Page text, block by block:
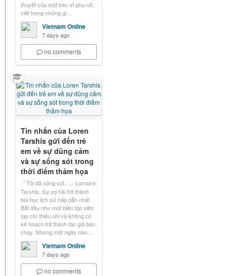
thuyết của một bác sĩ phụ nữ,
viết trong những gi…
Vietnam Online
7 days ago
no comments
Tin nhắn của Loren
Tarshis gửi đến trẻ
em về sự dũng cảm
và sự sống sót trong
thời điểm thảm họa
「Tôi đã sống sót…」Lorraine
Tarshis: Sự sợ hãi trở thành
bài học lịch sử hấp dẫn nhất
Bắt đầu như một biên tập viên
tạp chí thiếu nhi và không có
kế hoạch trở thành tác giả bán
chạy. Nhưng một ngày nào…
Vietnam Online
7 days ago
no comments